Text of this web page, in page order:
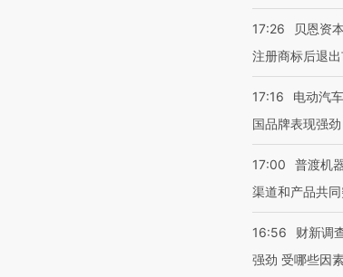
17:26
贝恩资
注册商标后退
17:16
电动汽
国品牌表现强
17:00
普渡机
渠道和产品共
16:56
财新调
强劲 受哪些因